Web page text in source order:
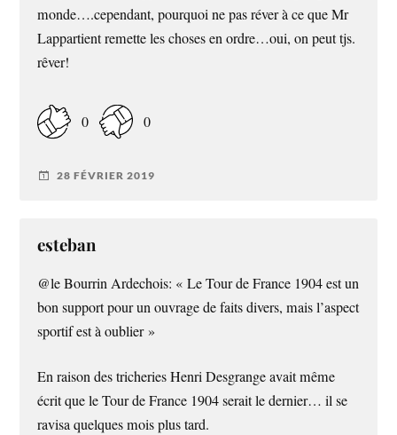
monde….cependant, pourquoi ne pas réver à ce que Mr
Lappartient remette les choses en ordre…oui, on peut tjs.
rêver!
0 0
28 FÉVRIER 2019
esteban
@le Bourrin Ardechois: « Le Tour de France 1904 est un
bon support pour un ouvrage de faits divers, mais l’aspect
sportif est à oublier »
En raison des tricheries Henri Desgrange avait même
écrit que le Tour de France 1904 serait le dernier… il se
ravisa quelques mois plus tard.